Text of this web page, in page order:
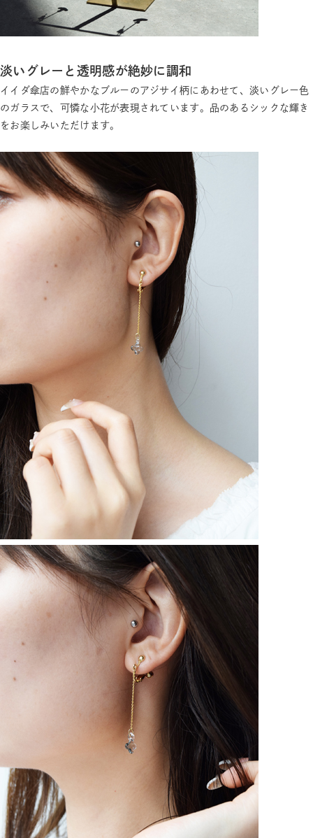
淡いグレーと透明感が絶妙に調和
イイダ傘店の鮮やかなブルーのアジサイ柄にあわせて、淡いグレー色
のガラスで、可憐な小花が表現されています。品のあるシックな輝き
をお楽しみいただけます。